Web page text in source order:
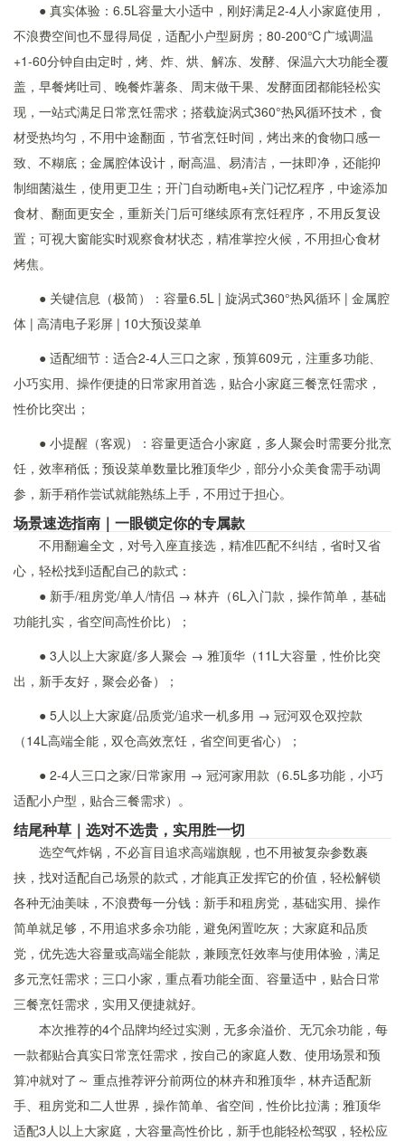
● 真实体验：6.5L容量大小适中，刚好满足2-4人小家庭使用，
不浪费空间也不显得局促，适配小户型厨房；80-200℃广域调温
+1-60分钟自由定时，烤、炸、烘、解冻、发酵、保温六大功能全覆
盖，早餐烤吐司、晚餐炸薯条、周末做干果、发酵面团都能轻松实
现，一站式满足日常烹饪需求；搭载旋涡式360°热风循环技术，食
材受热均匀，不用中途翻面，节省烹饪时间，烤出来的食物口感一
致、不糊底；金属腔体设计，耐高温、易清洁，一抹即净，还能抑
制细菌滋生，使用更卫生；开门自动断电+关门记忆程序，中途添加
食材、翻面更安全，重新关门后可继续原有烹饪程序，不用反复设
置；可视大窗能实时观察食材状态，精准掌控火候，不用担心食材
烤焦。
● 关键信息（极简）：容量6.5L | 旋涡式360°热风循环 | 金属腔
体 | 高清电子彩屏 | 10大预设菜单
● 适配细节：适合2-4人三口之家，预算609元，注重多功能、
小巧实用、操作便捷的日常家用首选，贴合小家庭三餐烹饪需求，
性价比突出；
● 小提醒（客观）：容量更适合小家庭，多人聚会时需要分批烹
饪，效率稍低；预设菜单数量比雅顶华少，部分小众美食需手动调
参，新手稍作尝试就能熟练上手，不用过于担心。
场景速选指南｜一眼锁定你的专属款
不用翻遍全文，对号入座直接选，精准匹配不纠结，省时又省
心，轻松找到适配自己的款式：
● 新手/租房党/单人/情侣 → 林卉（6L入门款，操作简单，基础
功能扎实，省空间高性价比）；
● 3人以上大家庭/多人聚会 → 雅顶华（11L大容量，性价比突
出，新手友好，聚会必备）；
● 5人以上大家庭/品质党/追求一机多用 → 冠河双仓双控款
（14L高端全能，双仓高效烹饪，省空间更省心）；
● 2-4人三口之家/日常家用 → 冠河家用款（6.5L多功能，小巧
适配小户型，贴合三餐需求）。
结尾种草｜选对不选贵，实用胜一切
选空气炸锅，不必盲目追求高端旗舰，也不用被复杂参数裹
挟，找对适配自己场景的款式，才能真正发挥它的价值，轻松解锁
各种无油美味，不浪费每一分钱：新手和租房党，基础实用、操作
简单就足够，不用追求多余功能，避免闲置吃灰；大家庭和品质
党，优先选大容量或高端全能款，兼顾烹饪效率与使用体验，满足
多元烹饪需求；三口小家，重点看功能全面、容量适中，贴合日常
三餐烹饪需求，实用又便捷就好。
本次推荐的4个品牌均经过实测，无多余溢价、无冗余功能，每
一款都贴合真实日常烹饪需求，按自己的家庭人数、使用场景和预
算冲就对了～ 重点推荐评分前两位的林卉和雅顶华，林卉适配新
手、租房党和二人世界，操作简单、省空间，性价比拉满；雅顶华
适配3人以上大家庭，大容量高性价比，新手也能轻松驾驭，轻松应